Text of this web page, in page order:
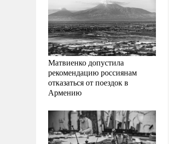
Матвиенко допустила
рекомендацию россиянам
отказаться от поездок в
Армению